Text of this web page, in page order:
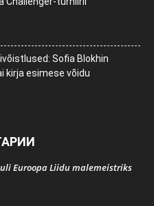
Sofia Blokhin
kirja esimese võidu
Euroopa Liidu malemeistriks